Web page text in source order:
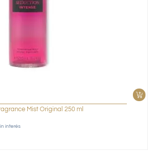
Mist Original 250 ml
interés